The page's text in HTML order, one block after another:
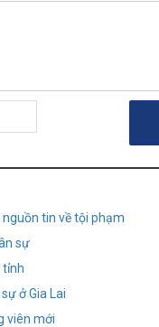
tin về tội phạm
sự
tỉnh
ở Gia Lai
viên mới